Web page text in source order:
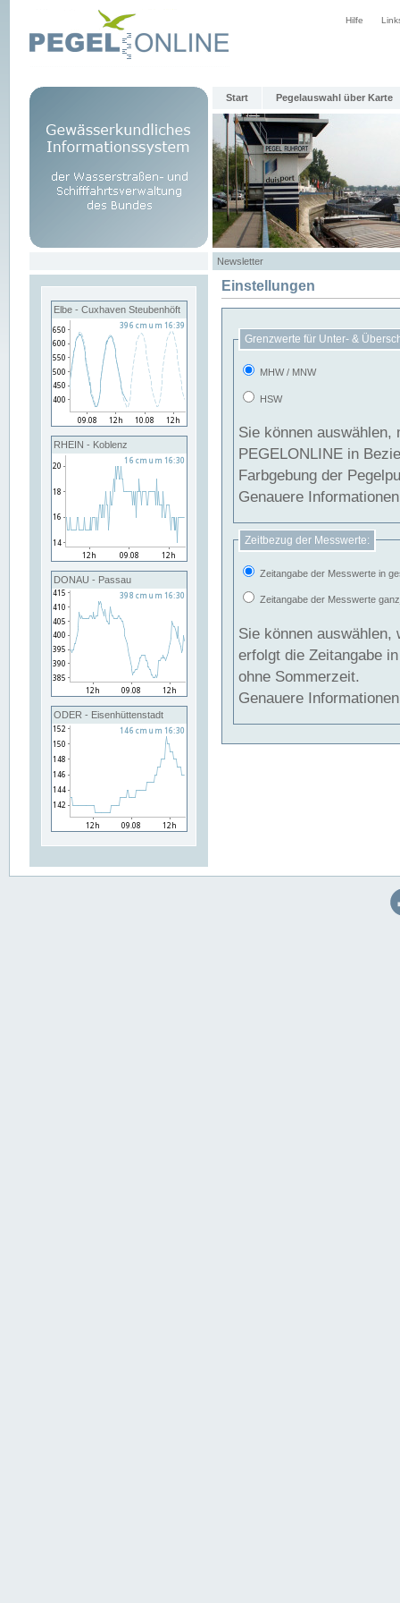
Hilfe
Start Pegelauswahl über Karte
Newsletter
Elbe - Cuxhaven Steubenhöft
RHEIN - Koblenz
DONAU - Passau
ODER - Eisenhüttenstadt
Einstellungen
Grenzwerte für Unter- &
MHW / MNW
HSW
Sie können
PEGELONLINE in Beziehung
Farbgebung der
Genauere
Zeitbezug der Messwerte:
Zeitangabe der Messwerte in
Zeitangabe der Messwerte
Sie können auswählen,
erfolgt die Zeitangabe
ohne Sommerzeit.
Genauere